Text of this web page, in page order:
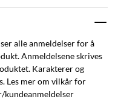
alle anmeldelser for å
Anmeldelsene skrives
Karakterer og
Les mer om vilkår for